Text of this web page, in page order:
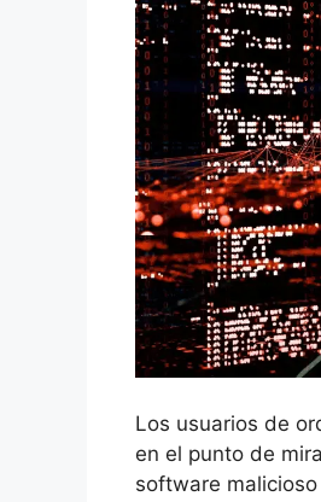
Los usuarios de
en el punto de
software